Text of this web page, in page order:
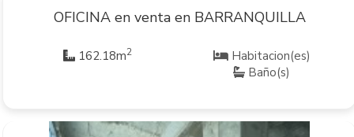
OFICINA en venta en BARRANQUILLA
162.18m2
Habitacion(es)
Baño(s)